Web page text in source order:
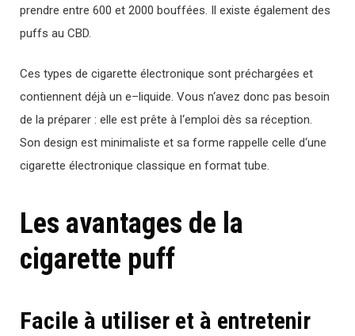
prendre entre 600 et 2000 bouffées Il existe également des
puffs au CBD.
Ces types de cigarette électronique sont préchargées et
contiennent déjà un e–liquide. Vous n‘avez donc pas besoin
de la préparer : elle est prête à l‘emploi dès sa réception.
Son design est minimaliste et sa forme rappelle celle d‘une
cigarette électronique classique en format tube.
Les avantages de la
cigarette puff
Facile à utiliser et à entretenir